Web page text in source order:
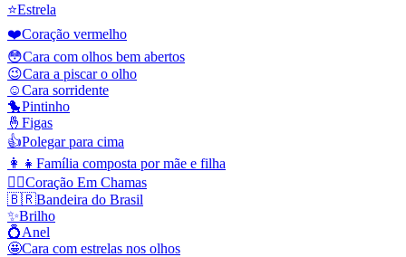
⭐Estrela
❤️Coração vermelho
😳Cara com olhos bem abertos
😉Cara a piscar o olho
☺️Cara sorridente
🐤Pintinho
🤞 Figas
👍Polegar para cima
👩‍👧 Família composta por mãe e filha
❤️‍🔥Coração Em Chamas
🇧🇷Bandeira do Brasil
✨Brilho
💍Anel
🤩Cara com estrelas nos olhos